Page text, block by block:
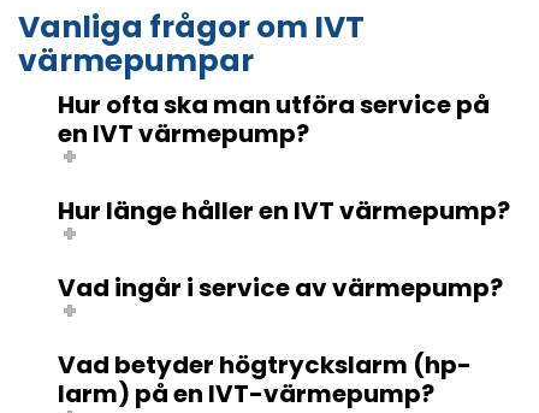
Vanliga frågor om IVT
värmepumpar
Hur ofta ska man utföra service på
en IVT värmepump?
Hur länge håller en IVT värmepump?
Vad ingår i service av värmepump?
Vad betyder högtryckslarm (hp-
larm) på en IVT-värmepump?